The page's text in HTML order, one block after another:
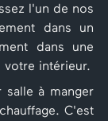
l'un de nos
dans un
dans une
votre intérieur.
à manger
C'est